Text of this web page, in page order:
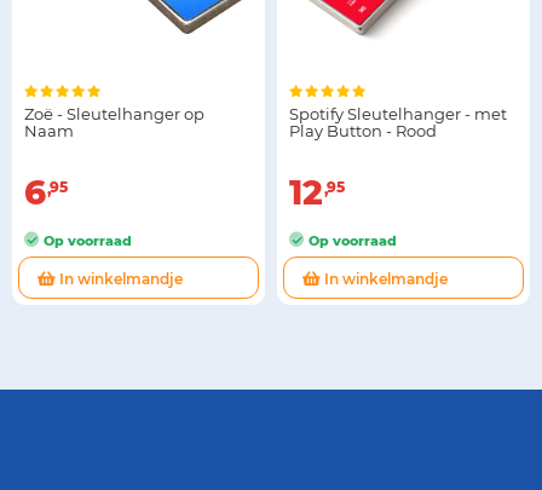
Zoë - Sleutelhanger op
Naam
6 95
Op voorraad
In winkelmandje
Spotify Sleutelhanger - met
Play Button - Rood
12 95
Op voorraad
In winkelmandje